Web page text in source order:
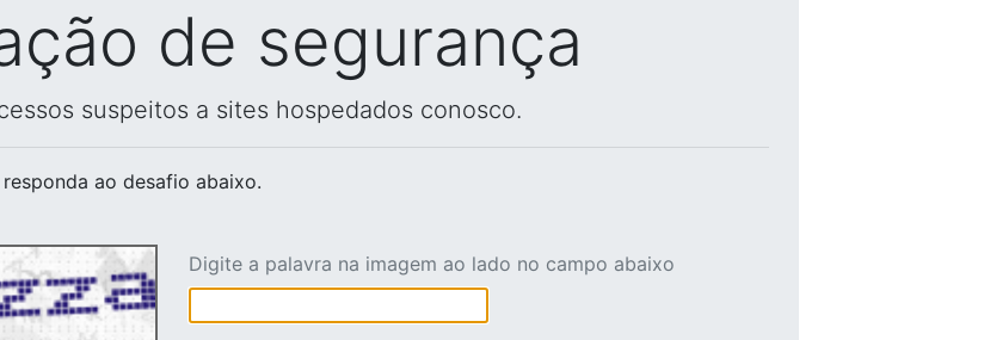
de segurança
suspeitos a sites hospedados conosco.
responda ao desafio abaixo.
Digite a palavra na imagem ao lado no campo abaixo